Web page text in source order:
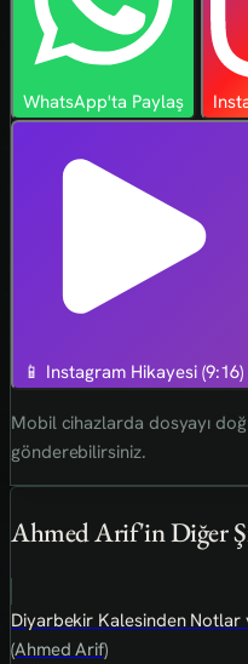
WhatsApp'ta Paylaş
📱 Instagram Hikayesi (9:16)
Mobil cihazlarda dosyayı
gönderebilirsiniz.
Ahmed Arif'in Diğer
Diyarbekir Kalesinden Notlar
(Ahmed Arif)